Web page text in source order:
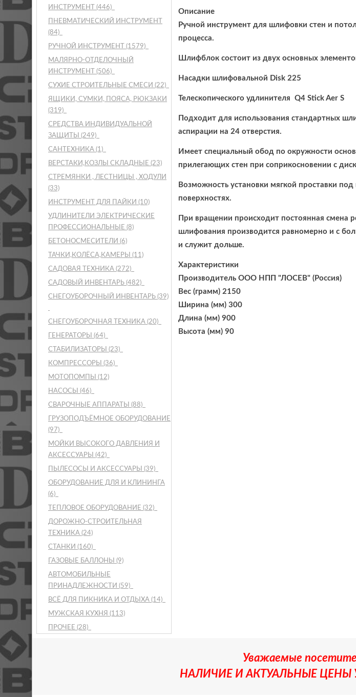
ИНСТРУМЕНТ (446)
ПНЕВМАТИЧЕСКИЙ ИНСТРУМЕНТ
(84)
РУЧНОЙ ИНСТРУМЕНТ (1579)
МАЛЯРНО-ОТДЕЛОЧНЫЙ
ИНСТРУМЕНТ (506)
СУХИЕ СТРОИТЕЛЬНЫЕ СМЕСИ (22)
ЯЩИКИ, СУМКИ, ПОЯСА, РЮКЗАКИ
(319)
СРЕДСТВА ИНДИВИДУАЛЬНОЙ
ЗАЩИТЫ (249)
САНТЕХНИКА (1)
ВЕРСТАКИ,КОЗЛЫ СКЛАДНЫЕ (23)
СТРЕМЯНКИ , ЛЕСТНИЦЫ , ХОДУЛИ
(33)
ИНСТРУМЕНТ ДЛЯ ПАЙКИ (10)
УДЛИНИТЕЛИ ЭЛЕКТРИЧЕСКИЕ
ПРОФЕССИОНАЛЬНЫЕ (8)
БЕТОНОСМЕСИТЕЛИ (6)
ТАЧКИ,КОЛЁСА,КАМЕРЫ (11)
САДОВАЯ ТЕХНИКА (272)
САДОВЫЙ ИНВЕНТАРЬ (482)
СНЕГОУБОРОЧНЫЙ ИНВЕНТАРЬ (39)
СНЕГОУБОРОЧНАЯ ТЕХНИКА (20)
ГЕНЕРАТОРЫ (64)
СТАБИЛИЗАТОРЫ (23)
КОМПРЕССОРЫ (36)
МОТОПОМПЫ (12)
НАСОСЫ (46)
СВАРОЧНЫЕ АППАРАТЫ (88)
ГРУЗОПОДЪЁМНОЕ ОБОРУДОВАНИЕ
(97)
МОЙКИ ВЫСОКОГО ДАВЛЕНИЯ И
АКСЕССУАРЫ (42)
ПЫЛЕСОСЫ И АКСЕССУАРЫ (39)
ОБОРУДОВАНИЕ ДЛЯ И КЛИНИНГА
(6)
ТЕПЛОВОЕ ОБОРУДОВАНИЕ (32)
ДОРОЖНО-СТРОИТЕЛЬНАЯ
ТЕХНИКА (24)
СТАНКИ (160)
ГАЗОВЫЕ БАЛЛОНЫ (9)
АВТОМОБИЛЬНЫЕ
ПРИНАДЛЕЖНОСТИ (59)
ВСЁ ДЛЯ ПИКНИКА И ОТДЫХА (14)
МУЖСКАЯ КУХНЯ (113)
ПРОЧЕЕ (28)
Описание
Ручной инструмент для шлифовки стен и
процесса.
Шлифблок состоит из двух основных
Насадки шлифовальной Disk 225
Телескопического удлинителя Q4 Stick Aer S
Подходит для использования стандартных
аспирации на 24 отверстия.
Имеет специальный обод по окружности
прилегающих стен при соприкосновении с
Возможность установки мягкой проставки
поверхностях.
При вращении происходит постоянная смена
шлифования производится равномерно и с
и служит дольше.
Характеристики
Производитель ООО НПП "ЛОСЕВ" (Россия)
Вес (грамм) 2150
Ширина (мм) 300
Длина (мм) 900
Высота (мм) 90
Уважаемые
НАЛИЧИЕ И АКТУАЛЬНЫЕ ЦЕНЫ